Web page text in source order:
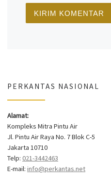
PERKANTAS NASIONAL
Alamat:
Kompleks Mitra Pintu Air
Jl. Pintu Air Raya No. 7 Blok C-5
Jakarta 10710
Telp: 021-3442463
E-mail: info@perkantas.net